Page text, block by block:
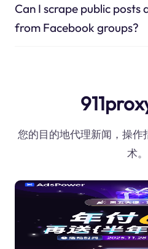
Can I scrape public posts
from Facebook groups?
您的目的地代理新闻，操作
术。